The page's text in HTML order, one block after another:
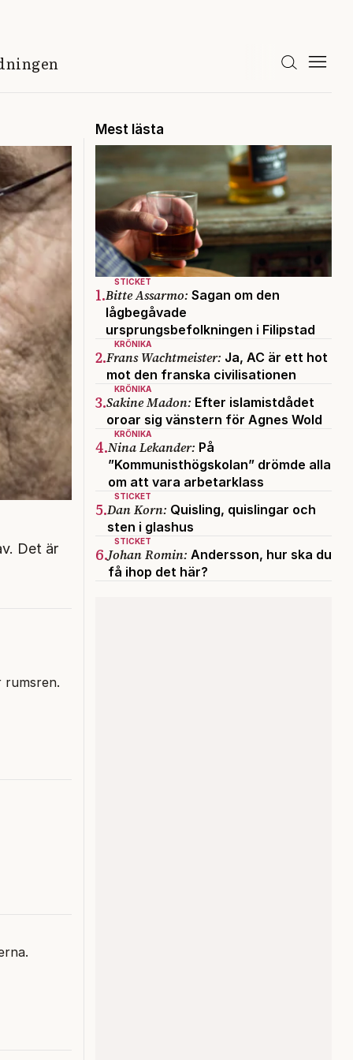
Det är
Mest lästa
STICKET
1.Bitte Assarmo: Sagan om den
lågbegåvade
ursprungsbefolkningen i Filipstad
KRÖNIKA
2.Frans Wachtmeister: Ja, AC är ett hot
mot den franska civilisationen
KRÖNIKA
3.Sakine Madon: Efter islamistdådet
oroar sig vänstern för Agnes Wold
KRÖNIKA
4.Nina Lekander: På
”Kommunisthögskolan” drömde alla
om att vara arbetarklass
STICKET
5.Dan Korn: Quisling, quislingar och
sten i glashus
STICKET
6.Johan Romin: Andersson, hur ska du
få ihop det här?